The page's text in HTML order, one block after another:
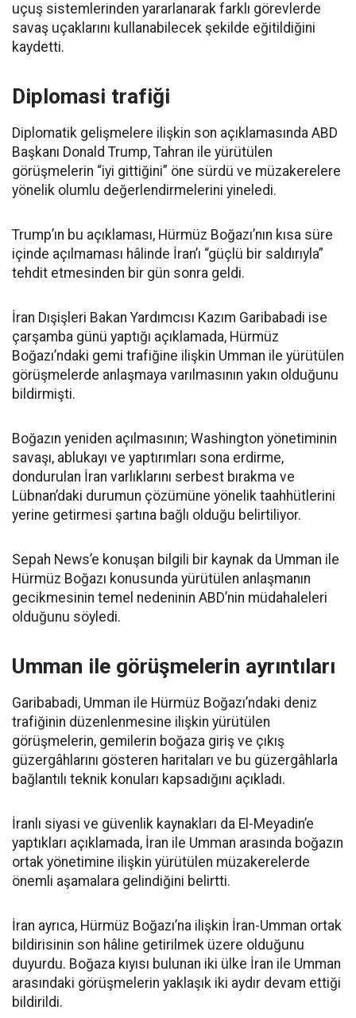
uçuş sistemlerinden yararlanarak farklı görevlerde
savaş uçaklarını kullanabilecek şekilde eğitildiğini
kaydetti.
Diplomasi trafiği
Diplomatik gelişmelere ilişkin son açıklamasında ABD
Başkanı Donald Trump, Tahran ile yürütülen
görüşmelerin “iyi gittiğini” öne sürdü ve müzakerelere
yönelik olumlu değerlendirmelerini yineledi.
Trump’ın bu açıklaması, Hürmüz Boğazı’nın kısa süre
içinde açılmaması hâlinde İran’ı “güçlü bir saldırıyla”
tehdit etmesinden bir gün sonra geldi.
İran Dışişleri Bakan Yardımcısı Kazım Garibabadi ise
çarşamba günü yaptığı açıklamada, Hürmüz
Boğazı’ndaki gemi trafiğine ilişkin Umman ile yürütülen
görüşmelerde anlaşmaya varılmasının yakın olduğunu
bildirmişti.
Boğazın yeniden açılmasının; Washington yönetiminin
savaşı, ablukayı ve yaptırımları sona erdirme,
dondurulan İran varlıklarını serbest bırakma ve
Lübnan’daki durumun çözümüne yönelik taahhütlerini
yerine getirmesi şartına bağlı olduğu belirtiliyor.
Sepah News’e konuşan bilgili bir kaynak da Umman ile
Hürmüz Boğazı konusunda yürütülen anlaşmanın
gecikmesinin temel nedeninin ABD’nin müdahaleleri
olduğunu söyledi.
Umman ile görüşmelerin ayrıntıları
Garibabadi, Umman ile Hürmüz Boğazı’ndaki deniz
trafiğinin düzenlenmesine ilişkin yürütülen
görüşmelerin, gemilerin boğaza giriş ve çıkış
güzergâhlarını gösteren haritaları ve bu güzergâhlarla
bağlantılı teknik konuları kapsadığını açıkladı.
İranlı siyasi ve güvenlik kaynakları da El-Meyadin’e
yaptıkları açıklamada, İran ile Umman arasında boğazın
ortak yönetimine ilişkin yürütülen müzakerelerde
önemli aşamalara gelindiğini belirtti.
İran ayrıca, Hürmüz Boğazı’na ilişkin İran-Umman ortak
bildirisinin son hâline getirilmek üzere olduğunu
duyurdu. Boğaza kıyısı bulunan iki ülke İran ile Umman
arasındaki görüşmelerin yaklaşık iki aydır devam ettiği
bildirildi.